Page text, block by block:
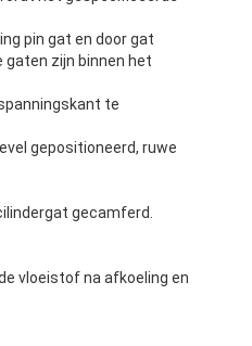
pin gat en door gat
gaten zijn binnen het
te
gepositioneerd, ruwe
gecamferd.
vloeistof na afkoeling en